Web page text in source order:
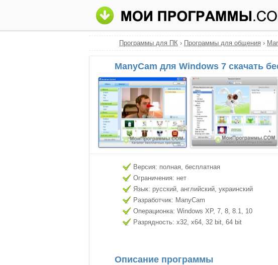
Программы для ПК › Программы для общения ›
ManyCam для Windows 7 скачать
Версия: полная, бесплатная
Ограничения: нет
Язык: русский, английский, украинский
Разработчик: ManyCam
Операционка: Windows XP, 7, 8, 8.1, 10
Разрядность: x32, x64, 32 bit, 64 bit
Описание программы